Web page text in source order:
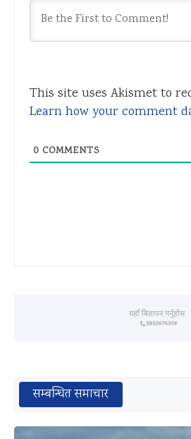
This site uses Akismet to
Learn how your comment
0 COMMENTS
सम्बन्धित समाचार